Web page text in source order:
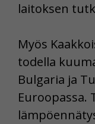
laitoksen
Myös
todella
Bulgaria ja